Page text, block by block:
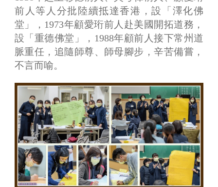
前人等人分批陸續抵達香港，設「澤化佛
堂」，1973年顧愛珩前人赴美國開拓道務，
設「重德佛堂」，1988年顧前人接下常州道
脈重任，追隨師尊、師母腳步，辛苦備嘗，
不言而喻。